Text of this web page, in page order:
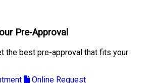
Pre-Approval
the best pre-approval that fits your
Online Request